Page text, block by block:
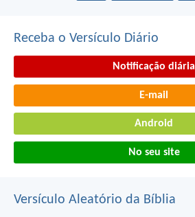
Receba o Versículo Diário
Notificação diária
E-mail
Android
No seu site
Versículo Aleatório da Bíblia